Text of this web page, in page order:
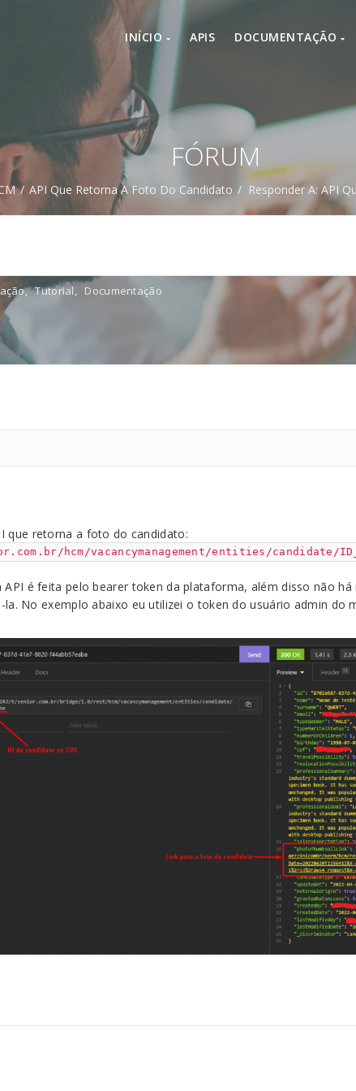
INÍCIO APIS DOCUMENTAÇÃO
FÓRUM
/ API Que Retorna A Foto Do Candidato / Responder A: API
, Tutorial, Documentação
que retorna a foto do candidato:
hcm/vacancymanagement/entities/candidate/
API é feita pelo bearer token da plataforma, além disso não
la. No exemplo abaixo eu utilizei o token do usuário admin do